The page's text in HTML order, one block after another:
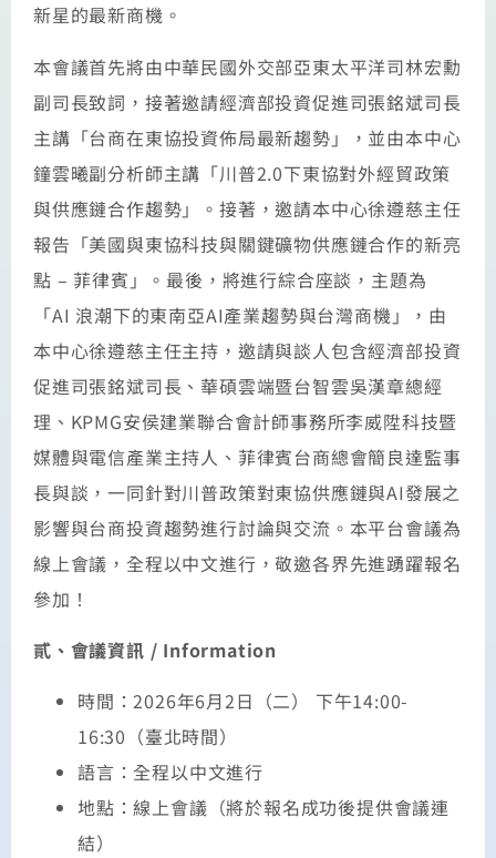
新星的最新商機。
本會議首先將由中華民國外交部亞東太平洋司林宏勳
副司長致詞，接著邀請經濟部投資促進司張銘斌司長
主講「台商在東協投資佈局最新趨勢」，並由本中心
鐘雲曦副分析師主講「川普2.0下東協對外經貿政策
與供應鏈合作趨勢」。接著，邀請本中心徐遵慈主任
報告「美國與東協科技與關鍵礦物供應鏈合作的新亮
點 – 菲律賓」。最後，將進行綜合座談，主題為
「AI 浪潮下的東南亞AI產業趨勢與台灣商機」，由
本中心徐遵慈主任主持，邀請與談人包含經濟部投資
促進司張銘斌司長、華碩雲端暨台智雲吳漢章總經
理、KPMG安侯建業聯合會計師事務所李威陞科技暨
媒體與電信產業主持人、菲律賓台商總會簡良達監事
長與談，一同針對川普政策對東協供應鏈與AI發展之
影響與台商投資趨勢進行討論與交流。本平台會議為
線上會議，全程以中文進行，敬邀各界先進踴躍報名
參加！
貳、會議資訊 / Information
時間：2026年6月2日（二） 下午14:00-
16:30（臺北時間）
語言：全程以中文進行
地點：線上會議（將於報名成功後提供會議連
結）